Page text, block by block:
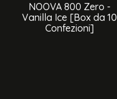
NOOVA 800 Zero -
Vanilla Ice [Box da 10
Confezioni]